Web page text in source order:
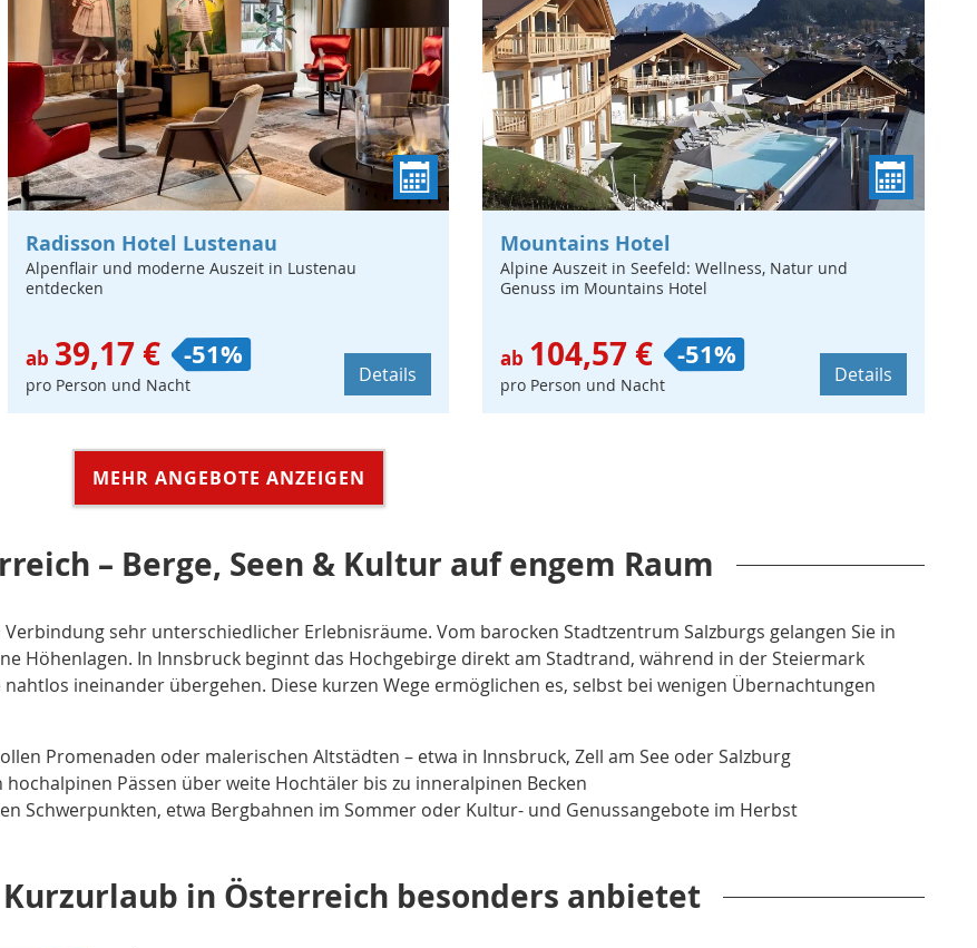
Radisson Hotel Lustenau
Alpenflair und moderne Auszeit in Lustenau
entdecken
ab 39,17 € -51%
pro Person und Nacht Details
Mountains Hotel
Alpine Auszeit in Seefeld: Wellness, Natur und
Genuss im Mountains Hotel
ab 104,57 € -51%
pro Person und Nacht Details
MEHR ANGEBOTE ANZEIGEN
– Berge, Seen & Kultur auf engem Raum
sehr unterschiedlicher Erlebnisräume. Vom barocken Stadtzentrum Salzburgs gelangen Sie in
Höhenlagen. In Innsbruck beginnt das Hochgebirge direkt am Stadtrand, während in der Steiermark
ineinander übergehen. Diese kurzen Wege ermöglichen es, selbst bei wenigen Übernachtungen
Promenaden oder malerischen Altstädten – etwa in Innsbruck, Zell am See oder Salzburg
Pässen über weite Hochtäler bis zu inneralpinen Becken
Schwerpunkten, etwa Bergbahnen im Sommer oder Kultur- und Genussangebote im Herbst
in Österreich besonders anbietet